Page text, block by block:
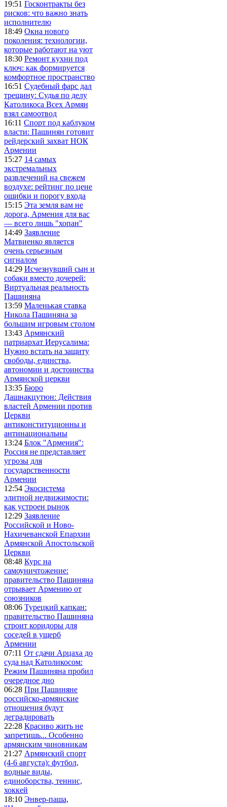
19:51 Госконтракты без
рисков: что важно знать
исполнителю
18:49 Окна нового
поколения: технологии,
которые работают на уют
18:30 Ремонт кухни под
ключ: как формируется
комфортное пространство
16:51 Судебный фарс дал
трещину: Судья по делу
Католикоса Всех Армян
взял самоотвод
16:11 Спорт под каблуком
власти: Пашинян готовит
рейдерский захват НОК
Армении
15:27 14 самых
экстремальных
развлечений на свежем
воздухе: рейтинг по цене
ошибки и порогу входа
15:15 Эта земля вам не
дорога, Армения для вас
— всего лишь "хопан"
14:49 Заявление
Матвиенко является
очень серьезным
сигналом
14:29 Исчезнувший сын и
собаки вместо дочерей:
Виртуальная реальность
Пашиняна
13:59 Маленькая ставка
Никола Пашиняна за
большим игровым столом
13:43 Армянский
патриархат Иерусалима:
Нужно встать на защиту
свободы, единства,
автономии и достоинства
Армянской церкви
13:35 Бюро
Дашнакцутюн: Действия
властей Армении против
Церкви
антиконституционны и
антинациональны
13:24 Блок "Армения":
Россия не представляет
угрозы для
государственности
Армении
12:54 Экосистема
элитной недвижимости:
как устроен рынок
12:29 Заявление
Российской и Ново-
Нахичеванской Епархии
Армянской Апостольской
Церкви
08:48 Курс на
самоуничтожение:
правительство Пашиняна
отрывает Армению от
союзников
08:06 Турецкий капкан:
правительство Пашиняна
строит коридоры для
соседей в ущерб
Армении
07:11 От сдачи Арцаха до
суда над Католикосом:
Режим Пашиняна пробил
очередное дно
06:28 При Пашиняне
российско-армянские
отношения будут
деградировать
22:28 Красиво жить не
запретишь... Особенно
армянским чиновникам
21:27 Армянский спорт
(4-6 августа): футбол,
водные виды,
единоборства, теннис,
хоккей
18:10 Энвер-паша,